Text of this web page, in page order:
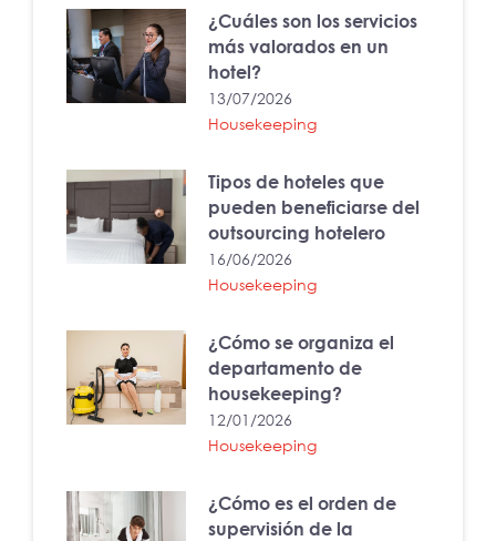
¿Cuáles son los servicios
más valorados en un
hotel?
13/07/2026
Housekeeping
Tipos de hoteles que
pueden beneficiarse del
outsourcing hotelero
16/06/2026
Housekeeping
¿Cómo se organiza el
departamento de
housekeeping?
12/01/2026
Housekeeping
¿Cómo es el orden de
supervisión de la